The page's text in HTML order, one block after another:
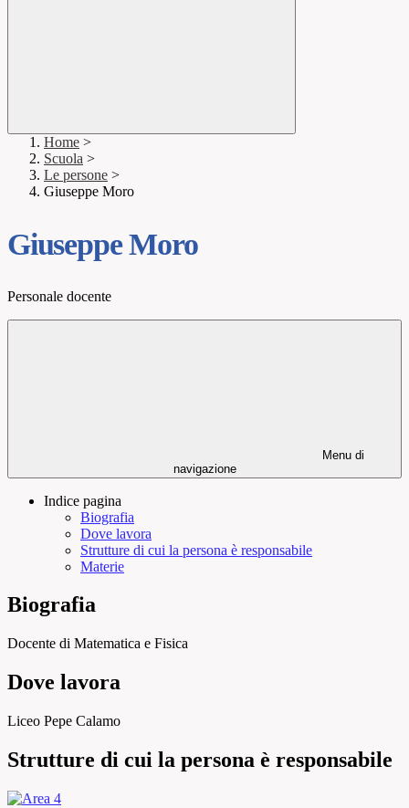
Home >
Scuola >
Le persone >
Giuseppe Moro
Giuseppe Moro
Personale docente
Menu di
navigazione
Indice pagina
Biografia
Dove lavora
Strutture di cui la persona è responsabile
Materie
Biografia
Docente di Matematica e Fisica
Dove lavora
Liceo Pepe Calamo
Strutture di cui la persona è responsabile